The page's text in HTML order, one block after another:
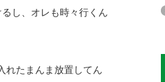
し、オレも時々行くん
れたまんま放置してん